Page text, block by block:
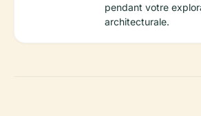
pendant votre
architecturale.